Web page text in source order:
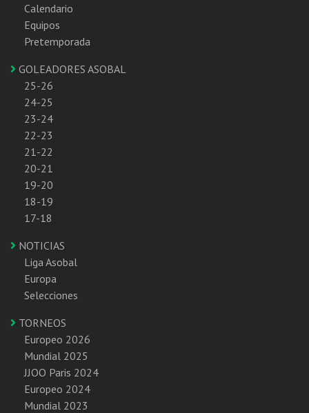
Calendario
Equipos
Pretemporada
GOLEADORES ASOBAL
25-26
24-25
23-24
22-23
21-22
20-21
19-20
18-19
17-18
NOTICIAS
Liga Asobal
Europa
Selecciones
TORNEOS
Europeo 2026
Mundial 2025
JJOO Paris 2024
Europeo 2024
Mundial 2023